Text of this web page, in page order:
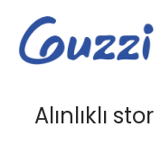
Alınlıklı